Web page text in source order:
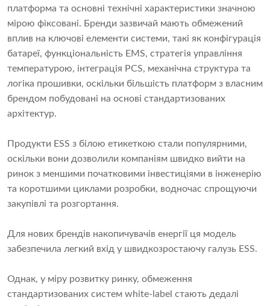
платформа та основні технічні характеристики значною
мірою фіксовані. Бренди зазвичай мають обмежений
вплив на ключові елементи системи, такі як конфігурація
батареї, функціональність EMS, стратегія управління
температурою, інтеграція PCS, механічна структура та
логіка прошивки, оскільки більшість платформ з власним
брендом побудовані на основі стандартизованих
архітектур.
Продукти ESS з білою етикеткою стали популярними,
оскільки вони дозволили компаніям швидко вийти на
ринок з меншими початковими інвестиціями в інженерію
та коротшими циклами розробки, водночас спрощуючи
закупівлі та розгортання.
Для нових брендів накопичувачів енергії ця модель
забезпечила легкий вхід у швидкозростаючу галузь ESS.
Однак, у міру розвитку ринку, обмеження
стандартизованих систем white-label стають дедалі